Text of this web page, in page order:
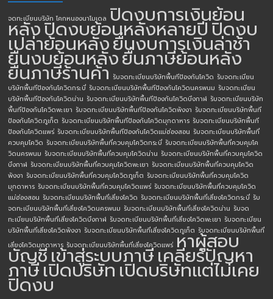
จดทะเบียนบริษัท โคกหนองนาโมเดล ปิดงบการเงินย้อน
หลังปิดงบย้อนหลังหลายปีปิดงบ
เปล่าย้อนหลังยื่นงบการเงินล่าช้า
ยื่นงบย้อนหลังยื่นภาษีย้อนหลัง
ยื่นภาษีร้านค้า รับจดทะเบียนบริษัทพื้นทีป้องกันโควิด รับจดทะเบียน
บริษัทพื้นทีป้องกันโควิดกระบี่ รับจดทะเบียนบริษัทพื้นทีป้องกันโควิดนครพนม รับจดทะเบียน
บริษัทพื้นทีป้องกันโควิดน่าน รับจดทะเบียนบริษัทพื้นทีป้องกันโควิดบึงกาฬ รับจดทะเบียนบริษัท
พื้นทีป้องกันโควิดพะเยา รับจดทะเบียนบริษัทพื้นทีป้องกันโควิดพังงา รับจดทะเบียนบริษัทพื้นที
ป้องกันโควิดภูเก็ต รับจดทะเบียนบริษัทพื้นทีป้องกันโควิดมุกดาหาร รับจดทะเบียนบริษัทพื้นที
ป้องกันโควิดแพร่ รับจดทะเบียนบริษัทพื้นทีป้องกันโควิดแม่ฮ่องสอน รับจดทะเบียนบริษัทพื้นที่
ควบคุมโควิด รับจดทะเบียนบริษัทพื้นที่ควบคุมโควิดกระบี่ รับจดทะเบียนบริษัทพื้นที่ควบคุมโค
วิดนครพนม รับจดทะเบียนบริษัทพื้นที่ควบคุมโควิดน่าน รับจดทะเบียนบริษัทพื้นที่ควบคุมโควิด
บึงกาฬ รับจดทะเบียนบริษัทพื้นที่ควบคุมโควิดพะเยา รับจดทะเบียนบริษัทพื้นที่ควบคุมโควิด
พังงา รับจดทะเบียนบริษัทพื้นที่ควบคุมโควิดภูเก็ต รับจดทะเบียนบริษัทพื้นที่ควบคุมโควิด
มุกดาหาร รับจดทะเบียนบริษัทพื้นที่ควบคุมโควิดแพร่ รับจดทะเบียนบริษัทพื้นที่ควบคุมโควิด
แม่ฮ่องสอน รับจดทะเบียนบริษัทพื้นที่เสี่ยงโควิด รับจดทะเบียนบริษัทพื้นที่เสี่ยงโควิดกระบี่ รับ
จดทะเบียนบริษัทพื้นที่เสี่ยงโควิดนครพนม รับจดทะเบียนบริษัทพื้นที่เสี่ยงโควิดน่าน รับจด
ทะเบียนบริษัทพื้นที่เสี่ยงโควิดบึงกาฬ รับจดทะเบียนบริษัทพื้นที่เสี่ยงโควิดพะเยา รับจดทะเบียน
บริษัทพื้นที่เสี่ยงโควิดพังงา รับจดทะเบียนบริษัทพื้นที่เสี่ยงโควิดภูเก็ต รับจดทะเบียนบริษัทพื้นที่
เสี่ยงโควิดมุกดาหาร รับจดทะเบียนบริษัทพื้นที่เสี่ยงโควิดแพร่ หาผู้สอบ
บัญชีเข้าสู่ระบบภาษีเคลียร์ปัญหา
ภาษีเปิดบริษัทเปิดบริษัทแต่ไม่เคย
ปิดงบ